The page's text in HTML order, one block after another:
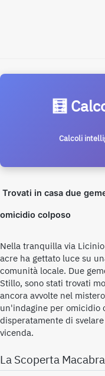
🧮
Calcoli
Trovati in casa due
omicidio colposo
Nella tranquilla via Licinio
acre ha gettato luce su
comunità locale. Due
Stillo, sono stati trovati
ancora avvolte nel
un'indagine per omicidio
disperatamente di
vicenda.
La Scoperta